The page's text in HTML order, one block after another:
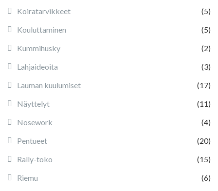
Koiratarvikkeet
(5)
Kouluttaminen
(5)
Kummihusky
(2)
Lahjaideoita
(3)
Lauman kuulumiset
(17)
Näyttelyt
(11)
Nosework
(4)
Pentueet
(20)
Rally-toko
(15)
Riemu
(6)